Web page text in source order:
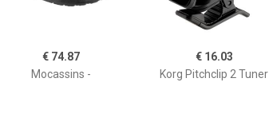
€ 74.87
Mocassins -
€ 16.03
Korg Pitchclip 2 Tuner